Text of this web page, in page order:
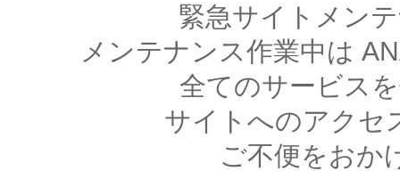
緊急サイトメン
メンテナンス作業中は
全てのサービス
サイトへのアクセ
ご不便をおか